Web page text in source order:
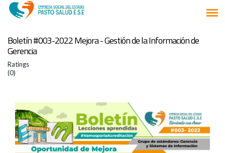
Boletín #003-2022 Mejora - Gestión de la Información de
Gerencia
Ratings
(0)